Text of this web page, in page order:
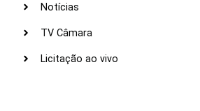
Notícias
TV Câmara
Licitação ao vivo